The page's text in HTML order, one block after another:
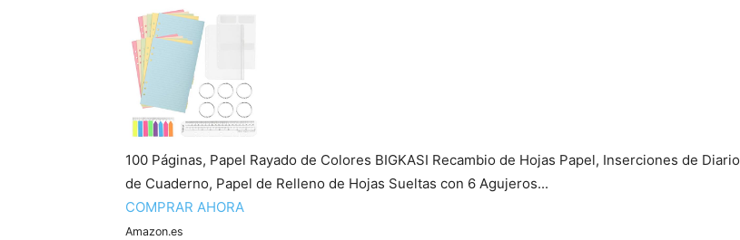
100 Páginas, Papel Rayado de Colores BIGKASI Recambio de Hojas Papel, Inserciones de Diario
de Cuaderno, Papel de Relleno de Hojas Sueltas con 6 Agujeros...
COMPRAR AHORA
Amazon.es